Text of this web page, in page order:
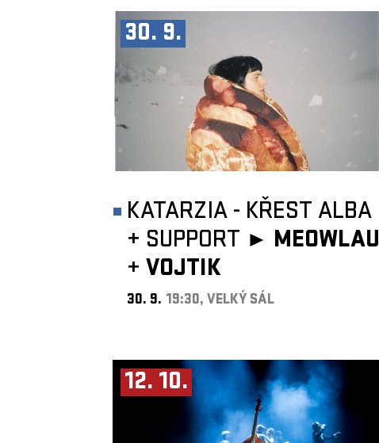
30. 9.
KATARZIA - KŘEST ALBA
+ SUPPORT ► MEOWLAU
+ VOJTIK
30. 9. 19:30, VELKÝ SÁL
12. 10.